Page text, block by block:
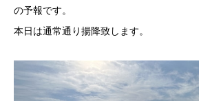
の予報です。
本日は通常通り揚降致します。